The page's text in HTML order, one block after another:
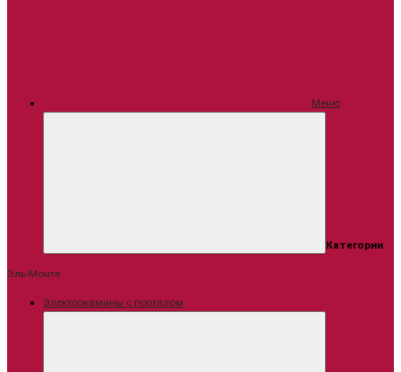
Меню
Категории
Эль-Монте
Электрокамины с порталом